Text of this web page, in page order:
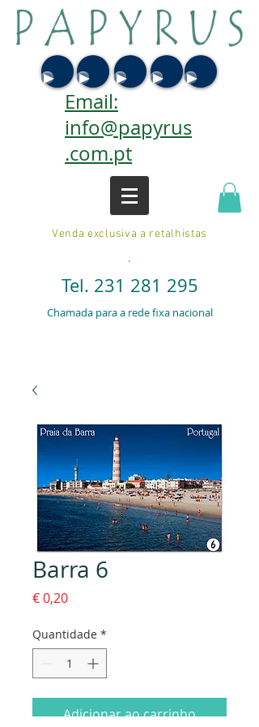
Email:
info@papyrus
.com.pt
Venda exclusiva a retalhistas
.
Tel. 231 281 295
Chamada para a rede fixa nacional
Barra 6
€ 0,20Preço
Quantidade *
Adicionar ao carrinho